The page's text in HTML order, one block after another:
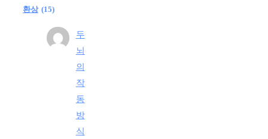
환상 (15)
두
뇌
의
작
동
방
식